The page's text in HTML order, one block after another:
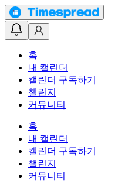
홈
내 캘린더
캘린더 구독하기
챌린지
커뮤니티
홈
내 캘린더
캘린더 구독하기
챌린지
커뮤니티